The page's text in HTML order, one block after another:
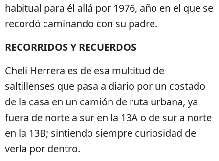
habitual para él allá por 1976, año en el que se
recordó caminando con su padre.
RECORRIDOS Y RECUERDOS
Cheli Herrera es de esa multitud de
saltillenses que pasa a diario por un costado
de la casa en un camión de ruta urbana, ya
fuera de norte a sur en la 13A o de sur a norte
en la 13B; sintiendo siempre curiosidad de
verla por dentro.